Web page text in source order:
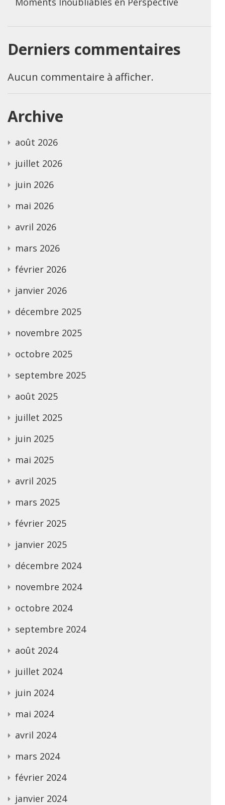
Derniers commentaires
Aucun commentaire à afficher.
Archive
août 2026
juillet 2026
juin 2026
mai 2026
avril 2026
mars 2026
février 2026
janvier 2026
décembre 2025
novembre 2025
octobre 2025
septembre 2025
août 2025
juillet 2025
juin 2025
mai 2025
avril 2025
mars 2025
février 2025
janvier 2025
décembre 2024
novembre 2024
octobre 2024
septembre 2024
août 2024
juillet 2024
juin 2024
mai 2024
avril 2024
mars 2024
février 2024
janvier 2024